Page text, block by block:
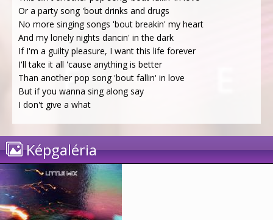
Or a party song 'bout drinks and drugs
No more singing songs 'bout breakin' my heart
And my lonely nights dancin' in the dark
If I'm a guilty pleasure, I want this life forever
I'll take it all 'cause anything is better
Than another pop song 'bout fallin' in love
But if you wanna sing along say
I don't give a what
Képgaléria